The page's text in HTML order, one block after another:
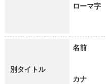
ローマ字
別タイトル
名前
カナ